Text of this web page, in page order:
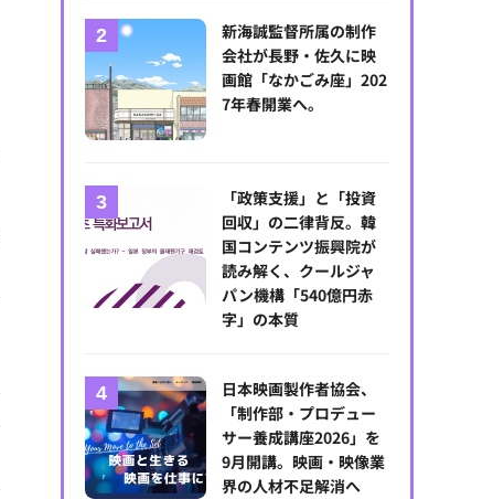
新海誠監督所属の制作
会社が長野・佐久に映
画館「なかごみ座」202
7年春開業へ。
「政策支援」と「投資
回収」の二律背反。韓
国コンテンツ振興院が
読み解く、クールジャ
パン機構「540億円赤
字」の本質
日本映画製作者協会、
「制作部・プロデュー
サー養成講座2026」を
9月開講。映画・映像業
界の人材不足解消へ